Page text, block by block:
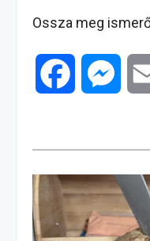
Ossza meg
c
e
b
s
s
e